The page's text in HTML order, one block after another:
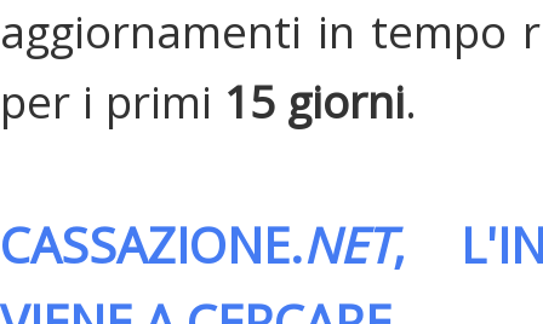
aggiornamenti in tempo
per i primi 15 giorni.
CASSAZIONE.NET,